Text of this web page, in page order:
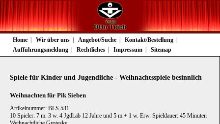
Navigation
überspringen
Home Wir über uns Angebot/Suche
Kontakt/Bestellung
Aufführungsmeldung
Rechtliches Impressum Sitemap
Spiele für Kinder und Jugendliche - Weihnachtsspiele besinnlich
Weihnachten für Pik Sieben
Artikelnummer: BLS 531
10 Spieler: 7 m. 3 w. 4 Jgdl.ab 12 Jahre und 5 m.+ 1 w. Erw. Spieldauer: 45 Minuten